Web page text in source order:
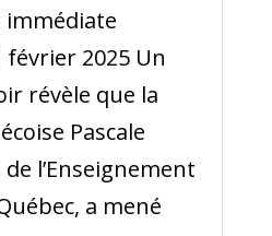
2025 Un
révèle que la
Pascale
l’Enseignement
a mené